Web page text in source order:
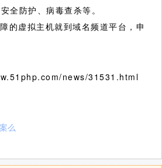
全防护、病毒查杀等。
的虚拟主机就到域名频道平台，申
news/31531.html
么